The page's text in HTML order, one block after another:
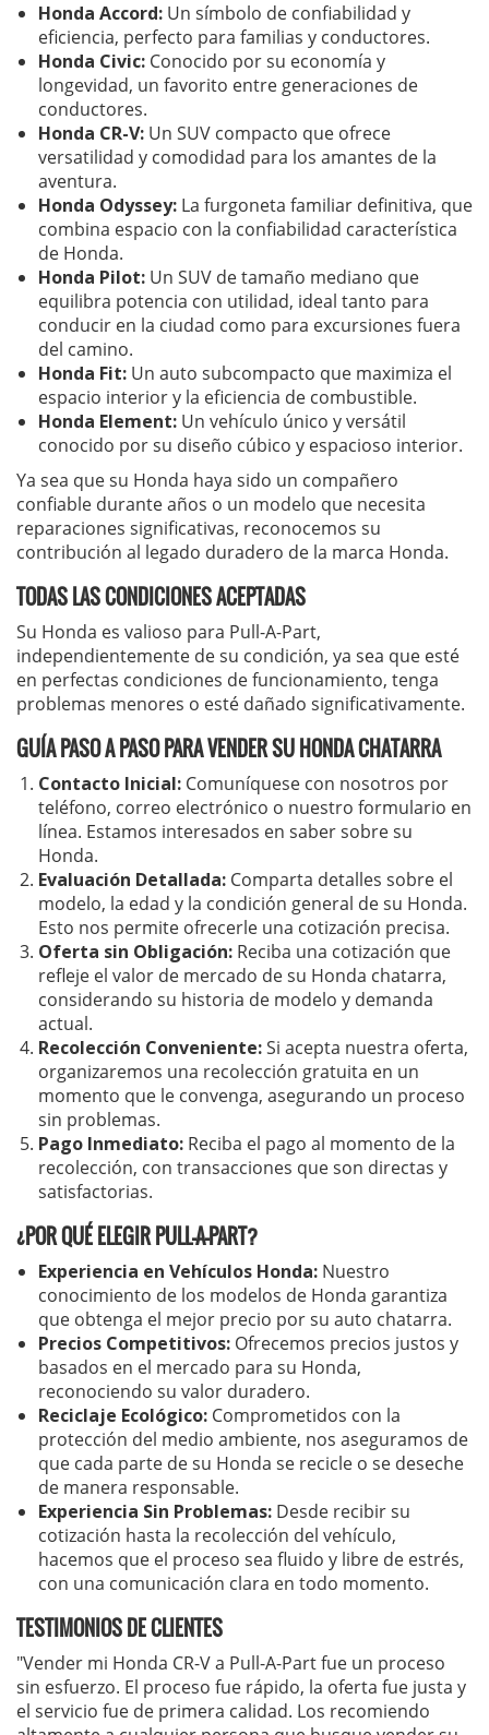
Honda Accord: Un símbolo de confiabilidad y
eficiencia, perfecto para familias y conductores.
Honda Civic: Conocido por su economía y
longevidad, un favorito entre generaciones de
conductores.
Honda CR-V: Un SUV compacto que ofrece
versatilidad y comodidad para los amantes de la
aventura.
Honda Odyssey: La furgoneta familiar definitiva, que
combina espacio con la confiabilidad característica
de Honda.
Honda Pilot: Un SUV de tamaño mediano que
equilibra potencia con utilidad, ideal tanto para
conducir en la ciudad como para excursiones fuera
del camino.
Honda Fit: Un auto subcompacto que maximiza el
espacio interior y la eficiencia de combustible.
Honda Element: Un vehículo único y versátil
conocido por su diseño cúbico y espacioso interior.
Ya sea que su Honda haya sido un compañero
confiable durante años o un modelo que necesita
reparaciones significativas, reconocemos su
contribución al legado duradero de la marca Honda.
TODAS LAS CONDICIONES ACEPTADAS
Su Honda es valioso para Pull-A-Part,
independientemente de su condición, ya sea que esté
en perfectas condiciones de funcionamiento, tenga
problemas menores o esté dañado significativamente.
GUÍA PASO A PASO PARA VENDER SU HONDA CHATARRA
Contacto Inicial: Comuníquese con nosotros por
teléfono, correo electrónico o nuestro formulario en
línea. Estamos interesados en saber sobre su
Honda.
Evaluación Detallada: Comparta detalles sobre el
modelo, la edad y la condición general de su Honda.
Esto nos permite ofrecerle una cotización precisa.
Oferta sin Obligación: Reciba una cotización que
refleje el valor de mercado de su Honda chatarra,
considerando su historia de modelo y demanda
actual.
Recolección Conveniente:Si acepta nuestra oferta,
organizaremos una recolección gratuita en un
momento que le convenga, asegurando un proceso
sin problemas.
Pago Inmediato: Reciba el pago al momento de la
recolección, con transacciones que son directas y
satisfactorias.
¿POR QUÉ ELEGIR PULL-A-PART?
Experiencia en Vehículos Honda: Nuestro
conocimiento de los modelos de Honda garantiza
que obtenga el mejor precio por su auto chatarra.
Precios Competitivos: Ofrecemos precios justos y
basados en el mercado para su Honda,
reconociendo su valor duradero.
Reciclaje Ecológico: Comprometidos con la
protección del medio ambiente, nos aseguramos de
que cada parte de su Honda se recicle o se deseche
de manera responsable.
Experiencia Sin Problemas: Desde recibir su
cotización hasta la recolección del vehículo,
hacemos que el proceso sea fluido y libre de estrés,
con una comunicación clara en todo momento.
TESTIMONIOS DE CLIENTES
"Vender mi Honda CR-V a Pull-A-Part fue un proceso
sin esfuerzo. El proceso fue rápido, la oferta fue justa y
el servicio fue de primera calidad. Los recomiendo